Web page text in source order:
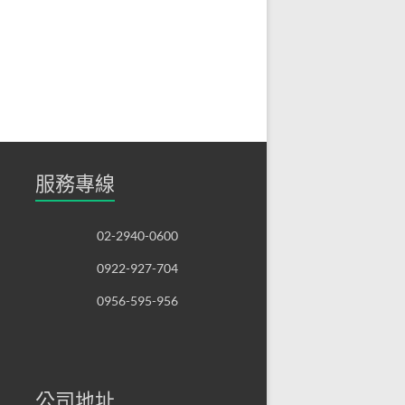
服務專線
02-2940-0600
0922-927-704
0956-595-956